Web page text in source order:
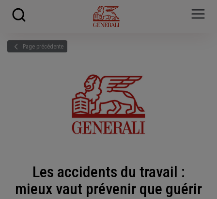
Page précédente
Les accidents du travail :
mieux vaut prévenir que guérir